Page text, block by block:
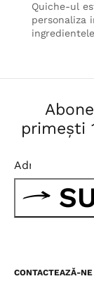
Quiche-ul
personaliza
primești
CONTACTEAZĂ-NE